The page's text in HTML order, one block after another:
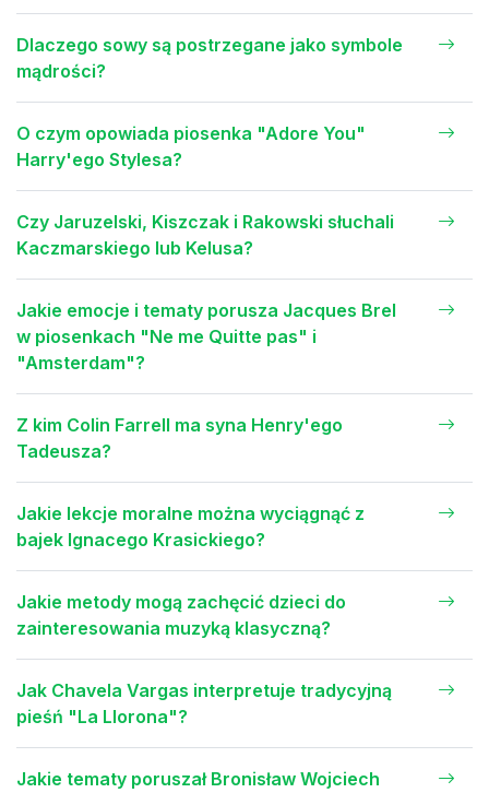
Dlaczego sowy są postrzegane jako symbole
mądrości?
O czym opowiada piosenka "Adore You"
Harry'ego Stylesa?
Czy Jaruzelski, Kiszczak i Rakowski słuchali
Kaczmarskiego lub Kelusa?
Jakie emocje i tematy porusza Jacques Brel
w piosenkach "Ne me Quitte pas" i
"Amsterdam"?
Z kim Colin Farrell ma syna Henry'ego
Tadeusza?
Jakie lekcje moralne można wyciągnąć z
bajek Ignacego Krasickiego?
Jakie metody mogą zachęcić dzieci do
zainteresowania muzyką klasyczną?
Jak Chavela Vargas interpretuje tradycyjną
pieśń "La Llorona"?
Jakie tematy poruszał Bronisław Wojciech